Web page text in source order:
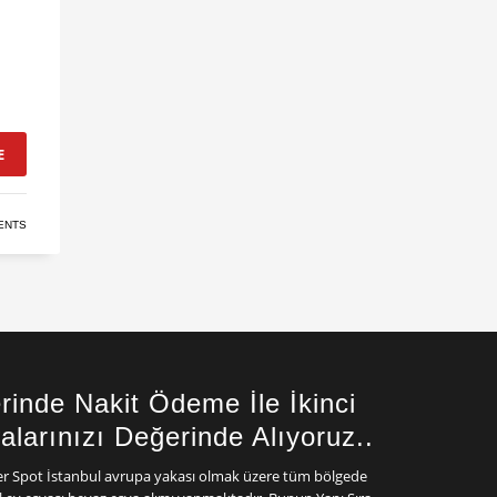
Nakit Ödeme İle İkinci
Değerinde Alıyoruz..
Spot İstanbul avrupa yakası olmak üzere tüm bölgede